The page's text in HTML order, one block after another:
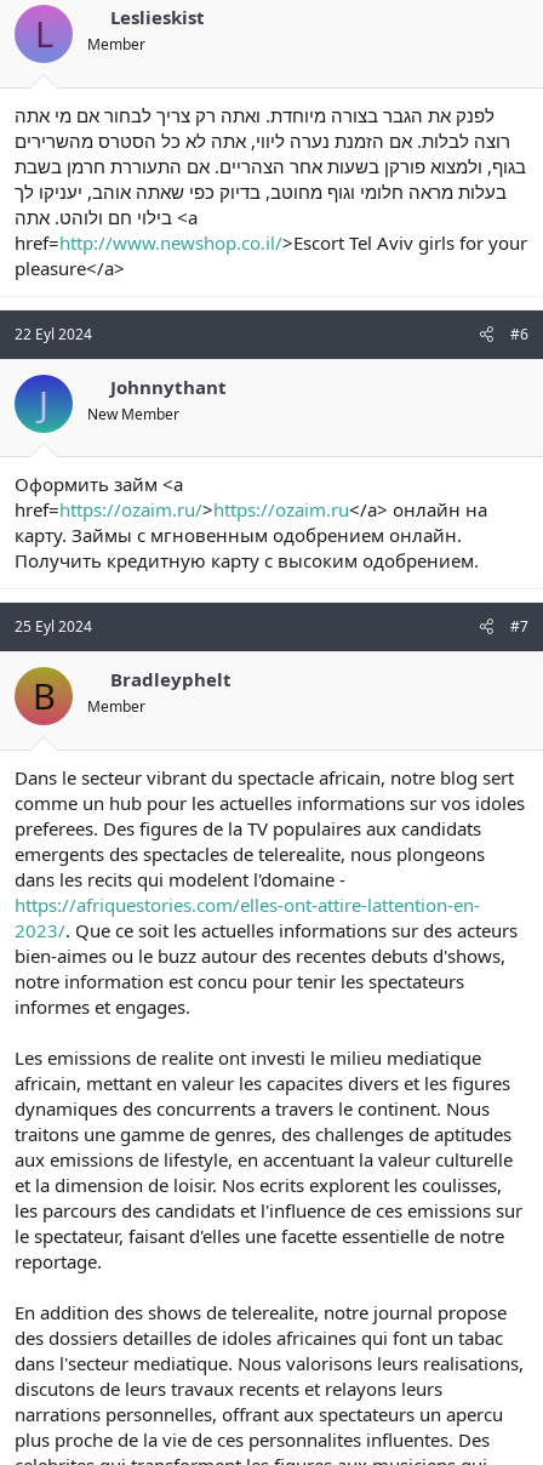
L Leslieskist
Member
לפנק את הגבר בצורה מיוחדת. ואתה רק צריך לבחור אם מי אתה
רוצה לבלות. אם הזמנת נערה ליווי, אתה לא כל הסטרס מהשרירים
בגוף, ולמצוא פורקן בשעות אחר הצהריים. אם התעוררת חרמן בשבת
בעלות מראה חלומי וגוף מחוטב, בדיוק כפי שאתה אוהב, יעניקו לך
בילוי חם ולוהט. אתה <a
href=http://www.newshop.co.il/>Escort Tel Aviv girls for your
pleasure</a>
22 Eyl 2024 #6
J Johnnythant
New Member
Оформить займ <a
href=https://ozaim.ru/>https://ozaim.ru</a> онлайн на
карту. Займы с мгновенным одобрением онлайн.
Получить кредитную карту с высоким одобрением.
25 Eyl 2024 #7
B Bradleyphelt
Member
Dans le secteur vibrant du spectacle africain, notre blog sert
comme un hub pour les actuelles informations sur vos idoles
preferees. Des figures de la TV populaires aux candidats
emergents des spectacles de telerealite, nous plongeons
dans les recits qui modelent l'domaine -
https://afriquestories.com/elles-ont-attire-lattention-en-
2023/. Que ce soit les actuelles informations sur des acteurs
bien-aimes ou le buzz autour des recentes debuts d'shows,
notre information est concu pour tenir les spectateurs
informes et engages.
Les emissions de realite ont investi le milieu mediatique
africain, mettant en valeur les capacites divers et les figures
dynamiques des concurrents a travers le continent. Nous
traitons une gamme de genres, des challenges de aptitudes
aux emissions de lifestyle, en accentuant la valeur culturelle
et la dimension de loisir. Nos ecrits explorent les coulisses,
les parcours des candidats et l'influence de ces emissions sur
le spectateur, faisant d'elles une facette essentielle de notre
reportage.
En addition des shows de telerealite, notre journal propose
des dossiers detailles de idoles africaines qui font un tabac
dans l'secteur mediatique. Nous valorisons leurs realisations,
discutons de leurs travaux recents et relayons leurs
narrations personnelles, offrant aux spectateurs un apercu
plus proche de la vie de ces personnalites influentes. Des